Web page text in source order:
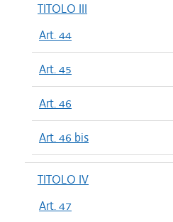
TITOLO III
Art. 44
Art. 45
Art. 46
Art. 46 bis
TITOLO IV
Art. 47